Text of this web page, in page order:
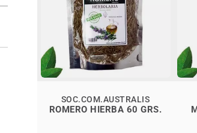
ROMERO HIERBA 60 GRS.
SOC.COM.AUSTRALIS